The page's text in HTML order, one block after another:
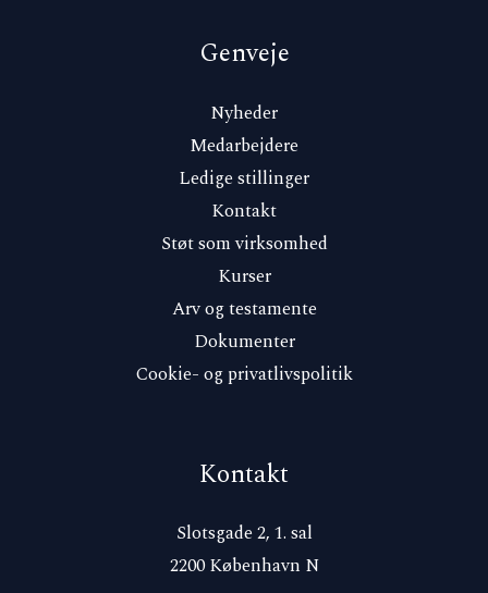
Genveje
Nyheder
Medarbejdere
Ledige stillinger
Kontakt
Støt som virksomhed
Kurser
Arv og testamente
Dokumenter
Cookie- og privatlivspolitik
Kontakt
Slotsgade 2, 1. sal
2200 København N